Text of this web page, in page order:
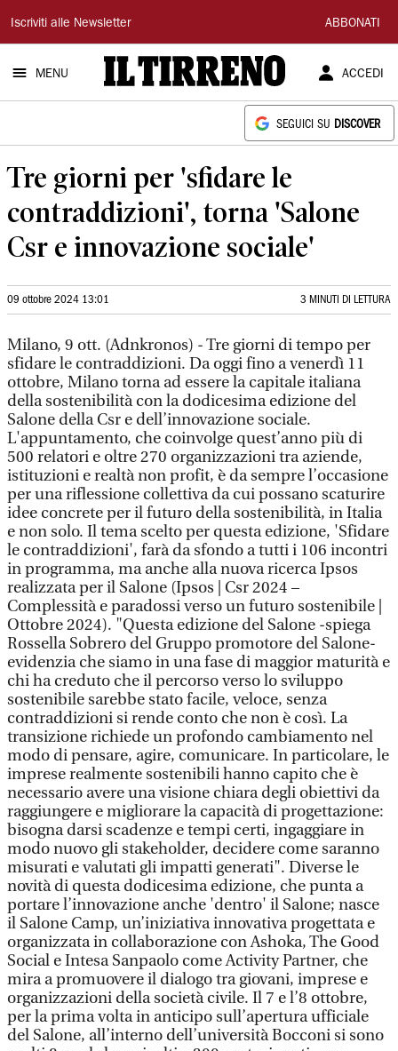
Il
Tirreno
Iscriviti alle Newsletter ABBONATI
MENU ACCEDI
SEGUICI SU DISCOVER
Tre giorni per 'sfidare le
contraddizioni', torna 'Salone
Csr e innovazione sociale'
09 ottobre 2024 13:01 3 MINUTI DI LETTURA
Milano, 9 ott. (Adnkronos) - Tre giorni di tempo per
sfidare le contraddizioni. Da oggi fino a venerdì 11
ottobre, Milano torna ad essere la capitale italiana
della sostenibilità con la dodicesima edizione del
Salone della Csr e dell’innovazione sociale.
L'appuntamento, che coinvolge quest’anno più di
500 relatori e oltre 270 organizzazioni tra aziende,
istituzioni e realtà non profit, è da sempre l’occasione
per una riflessione collettiva da cui possano scaturire
idee concrete per il futuro della sostenibilità, in Italia
e non solo. Il tema scelto per questa edizione, 'Sfidare
le contraddizioni', farà da sfondo a tutti i 106 incontri
in programma, ma anche alla nuova ricerca Ipsos
realizzata per il Salone (Ipsos | Csr 2024 –
Complessità e paradossi verso un futuro sostenibile |
Ottobre 2024). "Questa edizione del Salone -spiega
Rossella Sobrero del Gruppo promotore del Salone-
evidenzia che siamo in una fase di maggior maturità e
chi ha creduto che il percorso verso lo sviluppo
sostenibile sarebbe stato facile, veloce, senza
contraddizioni si rende conto che non è così. La
transizione richiede un profondo cambiamento nel
modo di pensare, agire, comunicare. In particolare, le
imprese realmente sostenibili hanno capito che è
necessario avere una visione chiara degli obiettivi da
raggiungere e migliorare la capacità di progettazione:
bisogna darsi scadenze e tempi certi, ingaggiare in
modo nuovo gli stakeholder, decidere come saranno
misurati e valutati gli impatti generati". Diverse le
novità di questa dodicesima edizione, che punta a
portare l’innovazione anche 'dentro' il Salone; nasce
il Salone Camp, un’iniziativa innovativa progettata e
organizzata in collaborazione con Ashoka, The Good
Social e Intesa Sanpaolo come Activity Partner, che
mira a promuovere il dialogo tra giovani, imprese e
organizzazioni della società civile. Il 7 e l’8 ottobre,
per la prima volta in anticipo sull’apertura ufficiale
del Salone, all’interno dell’università Bocconi si sono